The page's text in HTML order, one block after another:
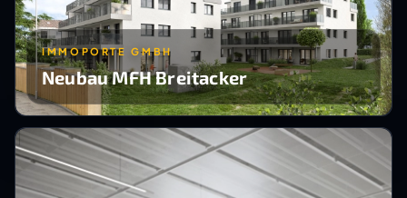
IMMOPORTE GMBH
Neubau MFH Breitacker